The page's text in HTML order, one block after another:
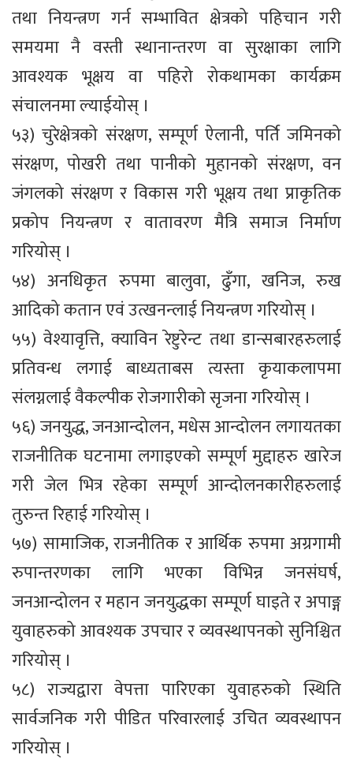
तथा नियन्त्रण गर्न सम्भावित क्षेत्रको पहिचान गरी
समयमा नै वस्ती स्थानान्तरण वा सुरक्षाका लागि
आवश्यक भूक्षय वा पहिरो रोकथामका कार्यक्रम
संचालनमा ल्याईयोस् ।
५३) चुरेक्षेत्रको संरक्षण, सम्पूर्ण ऐलानी, पर्ति जमिनको
संरक्षण, पोखरी तथा पानीको मुहानको संरक्षण, वन
जंगलको संरक्षण र विकास गरी भूक्षय तथा प्राकृतिक
प्रकोप नियन्त्रण र वातावरण मैत्रि समाज निर्माण
गरियोस् ।
५४) अनधिकृत रुपमा बालुवा, ढुँगा, खनिज, रुख
आदिको कतान एवं उत्खनन्लाई नियन्त्रण गरियोस् ।
५५) वेश्यावृत्ति, क्याविन रेष्टुरेन्ट तथा डान्सबारहरुलाई
प्रतिवन्ध लगाई बाध्यताबस त्यस्ता कृयाकलापमा
संलग्नलाई वैकल्पीक रोजगारीको सृजना गरियोस् ।
५६) जनयुद्ध, जनआन्दोलन, मधेस आन्दोलन लगायतका
राजनीतिक घटनामा लगाइएको सम्पूर्ण मुद्दाहरु खारेज
गरी जेल भित्र रहेका सम्पूर्ण आन्दोलनकारीहरुलाई
तुरुन्त रिहाई गरियोस् ।
५७) सामाजिक, राजनीतिक र आर्थिक रुपमा अग्रगामी
रुपान्तरणका लागि भएका विभिन्न जनसंघर्ष,
जनआन्दोलन र महान जनयुद्धका सम्पूर्ण घाइते र अपाङ्ग
युवाहरुको आवश्यक उपचार र व्यवस्थापनको सुनिश्चित
गरियोस् ।
५८) राज्यद्वारा वेपत्ता पारिएका युवाहरुको स्थिति
सार्वजनिक गरी पीडित परिवारलाई उचित व्यवस्थापन
गरियोस् ।